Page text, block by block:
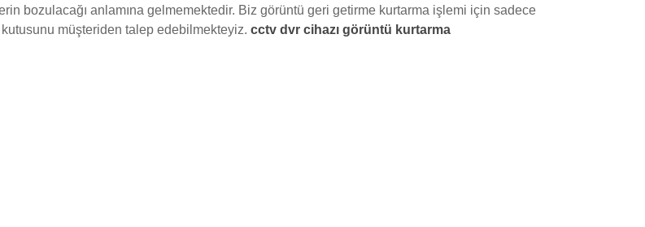
bozulacağı anlamına gelmemektedir. Biz görüntü geri getirme kurtarma işlemi için sadece
müşteriden talep edebilmekteyiz. cctv dvr cihazı görüntü kurtarma